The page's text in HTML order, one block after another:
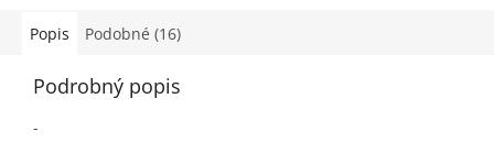
Popis Podobné (16)
Podrobný popis
-